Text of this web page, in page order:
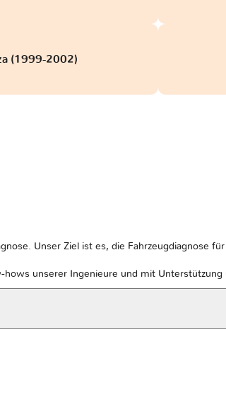
(1999-2002)
Unser Ziel ist es, die Fahrzeugdiagnose für
unserer Ingenieure und mit